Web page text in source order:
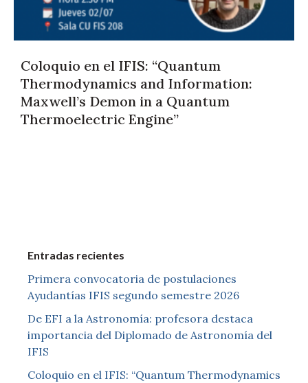
Coloquio en el IFIS: “Quantum
Thermodynamics and Information:
Maxwell’s Demon in a Quantum
Thermoelectric Engine”
Entradas recientes
Primera convocatoria de postulaciones
Ayudantías IFIS segundo semestre 2026
De EFI a la Astronomía: profesora destaca
importancia del Diplomado de Astronomía del
IFIS
Coloquio en el IFIS: “Quantum Thermodynamics